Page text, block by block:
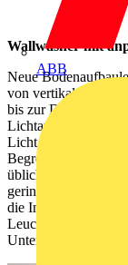
ABB
Wallwasher mit
Neue
von vertikalen
bis zur Dachtraufe
Lichtaustritt exakt
Licht ungenutzt in
Begrenzung der
üblichen
geringere
die
Leuchten werden
Untergrund befestigt.